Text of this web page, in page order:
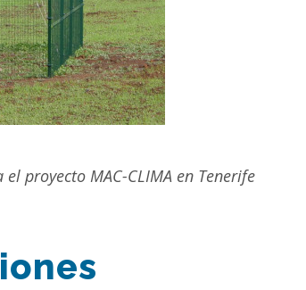
proyecto MAC-CLIMA en Tenerife